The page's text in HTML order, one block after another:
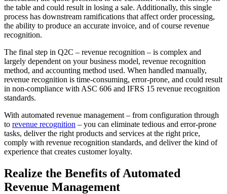
the table and could result in losing a sale. Additionally, this single
process has downstream ramifications that affect order processing,
the ability to produce an accurate invoice, and of course revenue
recognition.
The final step in Q2C – revenue recognition – is complex and
largely dependent on your business model, revenue recognition
method, and accounting method used. When handled manually,
revenue recognition is time-consuming, error-prone, and could result
in non-compliance with ASC 606 and IFRS 15 revenue recognition
standards.
With automated revenue management – from configuration through
to revenue recognition – you can eliminate tedious and error-prone
tasks, deliver the right products and services at the right price,
comply with revenue recognition standards, and deliver the kind of
experience that creates customer loyalty.
Realize the Benefits of Automated
Revenue Management